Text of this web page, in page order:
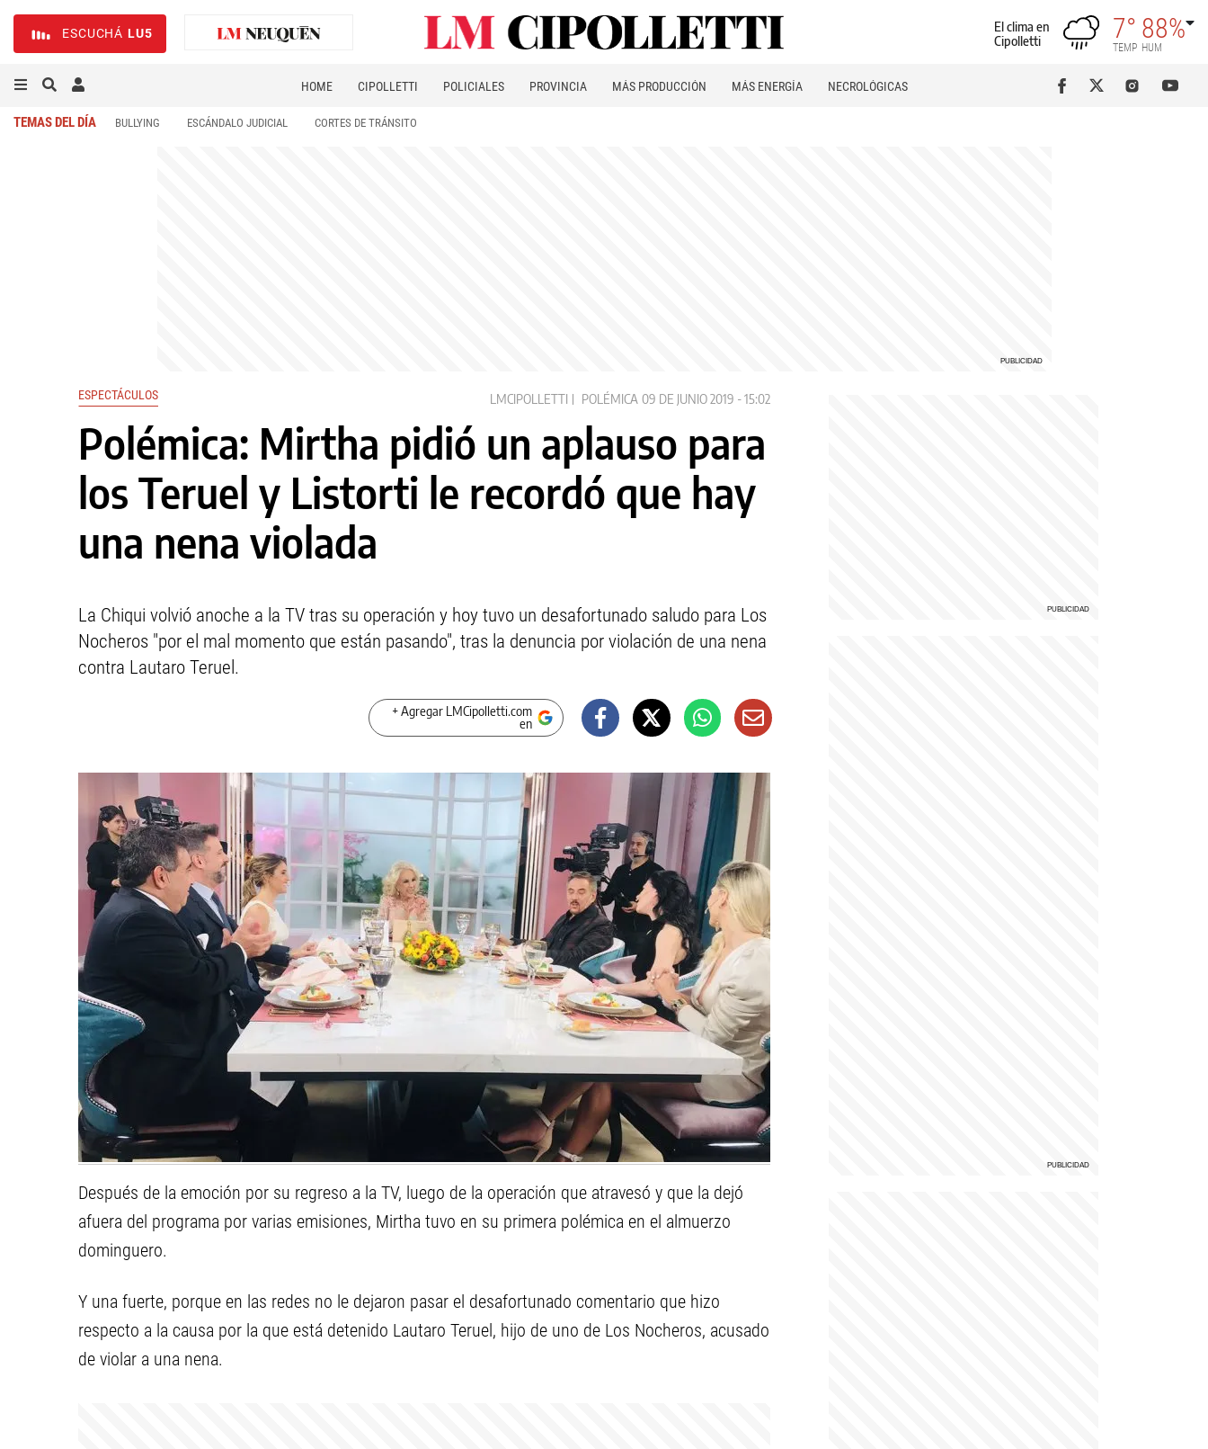
ESCUCHÁ LU5
El clima en
Cipolletti
7°
TEMP
88%
HUM
HOME CIPOLLETTI POLICIALES PROVINCIA MÁS PRODUCCIÓN MÁS ENERGÍA NECROLÓGICAS
TEMAS DEL DÍA BULLYING ESCÁNDALO JUDICIAL CORTES DE TRÁNSITO
ESPECTÁCULOS LMCIPOLLETTI POLÉMICA 09 DE JUNIO 2019 - 15:02
Polémica: Mirtha pidió un aplauso para
los Teruel y Listorti le recordó que hay
una nena violada
La Chiqui volvió anoche a la TV tras su operación y hoy tuvo un desafortunado saludo para Los
Nocheros "por el mal momento que están pasando", tras la denuncia por violación de una nena
contra Lautaro Teruel.
+ Agregar LMCipolletti.com
en
Después de la emoción por su regreso a la TV, luego de la operación que atravesó y que la dejó
afuera del programa por varias emisiones, Mirtha tuvo en su primera polémica en el almuerzo
dominguero.
Y una fuerte, porque en las redes no le dejaron pasar el desafortunado comentario que hizo
respecto a la causa por la que está detenido Lautaro Teruel, hijo de uno de Los Nocheros, acusado
de violar a una nena.